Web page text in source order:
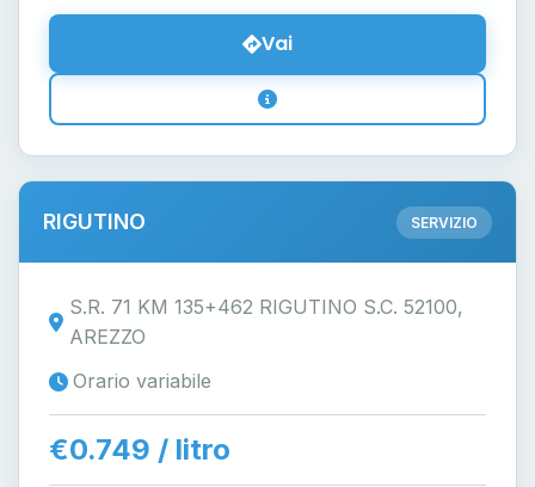
Vai
RIGUTINO SERVIZIO
S.R. 71 KM 135+462 RIGUTINO S.C. 52100,
AREZZO
Orario variabile
€0.749 / litro